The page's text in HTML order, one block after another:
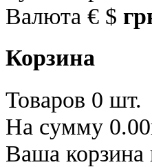
Валюта € $
Корзина
Товаров 0 шт.
На сумму
Ваша корзина